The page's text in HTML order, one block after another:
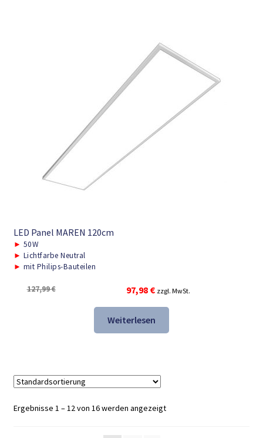
LED Panel MAREN 120cm
► 50W
► Lichtfarbe Neutral
► mit Philips-Bauteilen
127,99€
Ursprünglicher
war:
127,99 €
97,98 €Aktueller
ist:
97,98 €.
zzgl. MwSt.
Weiterlesen
Ergebnisse 1 – 12 von 16 werden angezeigt